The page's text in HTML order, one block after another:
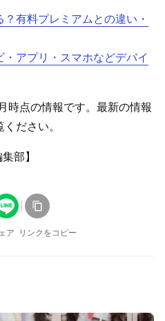
有料プレミアムとの違い・
アプリ・スマホなどデバイ
点の情報です。最新の情報
ださい。
部】
ア リンクをコピー